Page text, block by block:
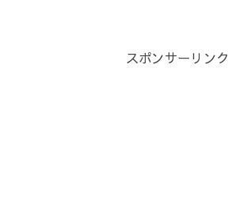
スポンサーリンク